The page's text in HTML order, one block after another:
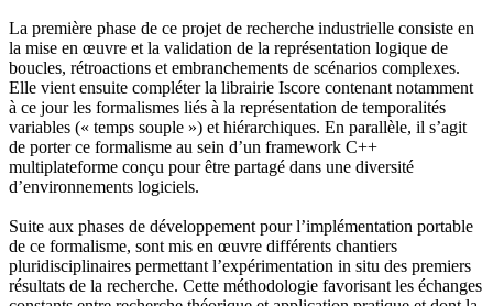
La première phase de ce projet de recherche industrielle consiste en
la mise en œuvre et la validation de la représentation logique de
boucles, rétroactions et embranchements de scénarios complexes.
Elle vient ensuite compléter la librairie Iscore contenant notamment
à ce jour les formalismes liés à la représentation de temporalités
variables (« temps souple ») et hiérarchiques. En parallèle, il s’agit
de porter ce formalisme au sein d’un framework C++
multiplateforme conçu pour être partagé dans une diversité
d’environnements logiciels.
Suite aux phases de développement pour l’implémentation portable
de ce formalisme, sont mis en œuvre différents chantiers
pluridisciplinaires permettant l’expérimentation in situ des premiers
résultats de la recherche. Cette méthodologie favorisant les échanges